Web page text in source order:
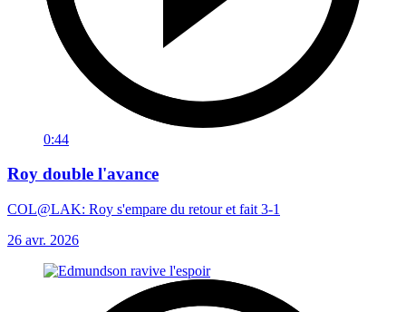
0:44
Roy double l'avance
COL@LAK: Roy s'empare du retour et fait 3-1
26 avr. 2026